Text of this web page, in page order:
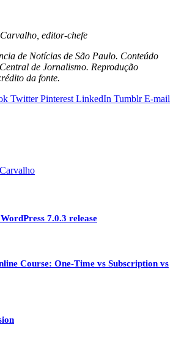
editor-chefe
de Notícias de São Paulo. Conteúdo
de Jornalismo. Reprodução
da fonte.
Twitter Pinterest LinkedIn Tumblr E-mail
7.0.3 release
Course: One-Time vs Subscription vs